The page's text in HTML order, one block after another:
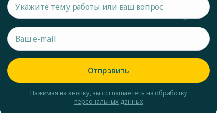
Отправить
Нажимая на кнопку, вы соглашаетесь на обработку
персональных данных